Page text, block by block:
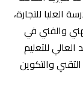
والمدرسة العليا للتجارة،
والفني في
للتعليم
والتكوين